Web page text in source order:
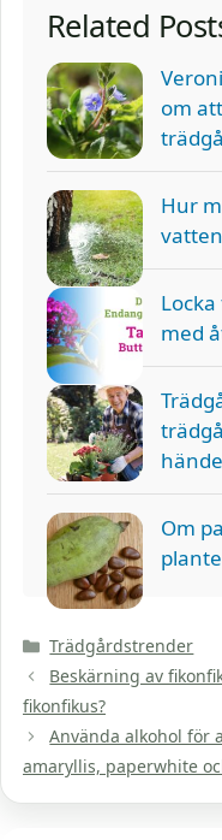
Related
om
Hur
med
Om
Kategorier
Trädgårdstrender
Beskärning av
fikonfikus?
Använda alkohol för
amaryllis, paperwhite